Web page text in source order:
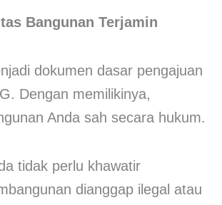
Bangunan Terjamin
dokumen dasar pengajuan
Dengan memilikinya,
Anda sah secara hukum.
tidak perlu khawatir
dianggap ilegal atau